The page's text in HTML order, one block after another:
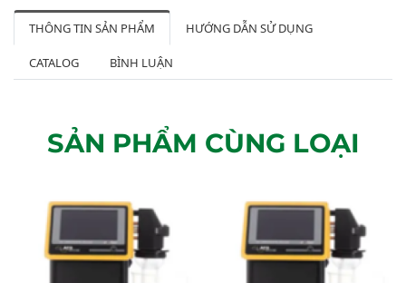
THÔNG TIN SẢN PHẨM HƯỚNG DẪN SỬ DỤNG
CATALOG BÌNH LUẬN
SẢN PHẨM CÙNG LOẠI